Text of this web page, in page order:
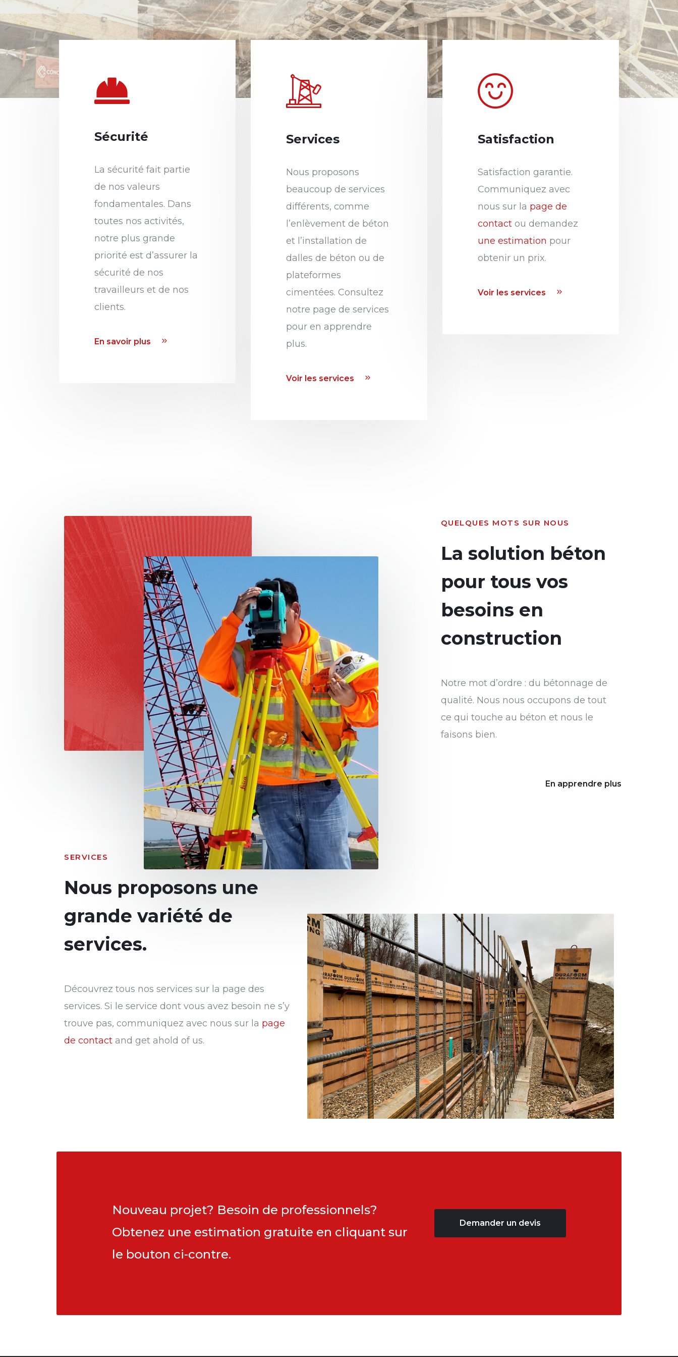
Sécurité
La sécurité fait partie
de nos valeurs
fondamentales. Dans
toutes nos activités,
notre plus grande
priorité est d’assurer la
sécurité de nos
travailleurs et de nos
clients.
En savoir plus
Services
Nous proposons
beaucoup de services
différents, comme
l’enlèvement de béton
et l’installation de
dalles de béton ou de
plateformes
cimentées. Consultez
notre page de services
pour en apprendre
plus.
Voir les services
Satisfaction
Satisfaction garantie.
Communiquez avec
nous sur la page de
contactou demandez
une estimation pour
obtenir un prix.
Voir les services
QUELQUES MOTS SUR NOUS
La solution béton
pour tous vos
besoins en
construction
Notre mot d’ordre : du bétonnage de
qualité. Nous nous occupons de tout
ce qui touche au béton et nous le
faisons bien.
En apprendre plus
SERVICES
Nous proposons une
grande variété de
services.
Découvrez tous nos services sur la page des
services. Si le service dont vous avez besoin ne s’y
trouve pas, communiquez avec nous sur la page
de contact and get ahold of us.
Nouveau projet? Besoin de professionnels?
Obtenez une estimation gratuite en cliquant sur
le bouton ci-contre.
Demander un devis